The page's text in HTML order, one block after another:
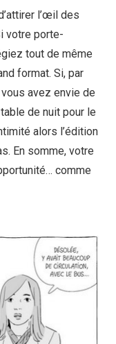
l’œil des
votre porte-
tout de même
format. Si, par
avez envie de
de nuit pour le
alors l’édition
En somme, votre
comme